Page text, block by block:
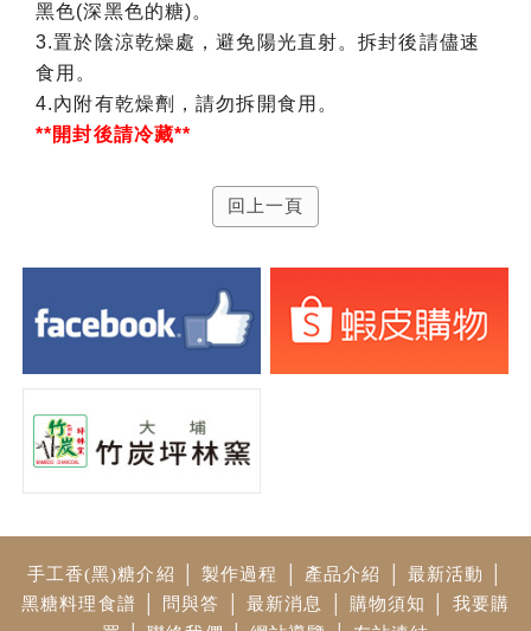
黑色(深黑色的糖)。
3.置於陰涼乾燥處，避免陽光直射。拆封後請儘速
食用。
4.內附有乾燥劑，請勿拆開食用。
**開封後請冷藏**
回上一頁
手工香(黑)糖介紹 製作過程 產品介紹 最新活動
黑糖料理食譜
問與答 最新消息 購物須知
我要購